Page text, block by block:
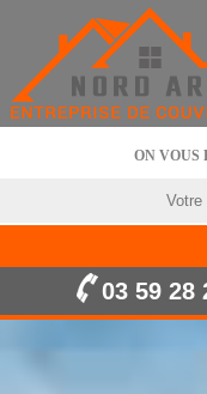
ON VOUS
03 59 28